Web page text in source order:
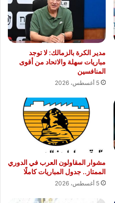
مدير الكرة بالزمالك: لا توجد
مباريات سهلة والاتحاد من أقوى
المنافسين
5 أغسطس، 2026
مشوار المقاولون العرب في الدوري
الممتاز.. جدول المباريات كاملًا
5 أغسطس، 2026